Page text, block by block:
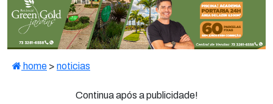
home > noticias
Continua após a publicidade!